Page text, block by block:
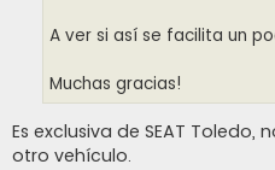
A ver si así se facilita un
Muchas gracias!
Es exclusiva de SEAT
otro vehículo.